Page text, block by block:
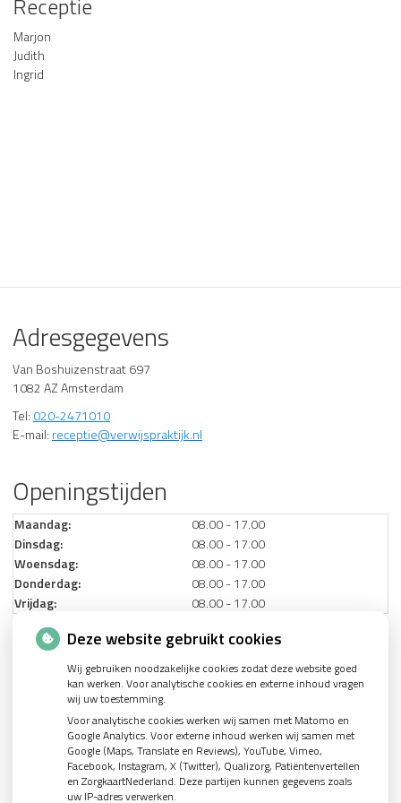
Marjon
Judith
Ingrid
Adresgegevens
Van Boshuizenstraat 697
1082 AZ Amsterdam
Tel: 020-2471010
E-mail: receptie@verwijspraktijk.nl
Openingstijden
Maandag:
08.00 - 17.00
Dinsdag:
08.00 - 17.00
Woensdag:
08.00 - 17.00
Donderdag:
08.00 - 17.00
Vrijdag:
08.00 - 17.00
Nieuws
Let op: valse Infomedics-mails over openstaande rekening
Tanden bleken? Laat het veilig doen!
Gezond tandvlees: de basis voor een gezonde mond
Naar de tandarts in het buitenland? Wees op je hoede!
Deze website gebruikt cookies
Wij gebruiken noodzakelijke cookies zodat deze website goed
kan werken. Voor analytische cookies en externe inhoud vragen
wij uw toestemming.
Voor analytische cookies werken wij samen met Matomo en
Google Analytics. Voor externe inhoud werken wij samen met
Google (Maps, Translate en Reviews), YouTube, Vimeo,
Facebook, Instagram, X (Twitter), Qualizorg, Patiëntenvertellen
en ZorgkaartNederland. Deze partijen kunnen gegevens zoals
uw IP-adres verwerken.